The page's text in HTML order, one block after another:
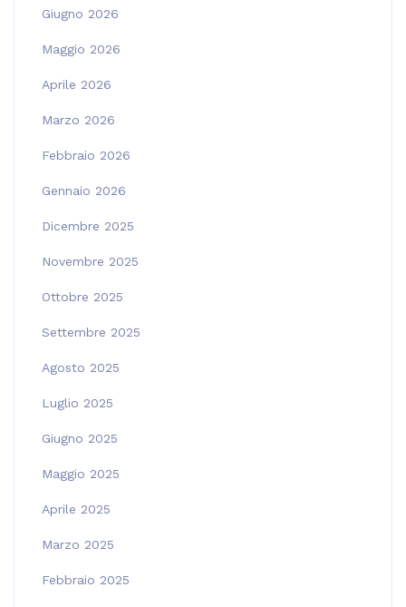
Giugno 2026
Maggio 2026
Aprile 2026
Marzo 2026
Febbraio 2026
Gennaio 2026
Dicembre 2025
Novembre 2025
Ottobre 2025
Settembre 2025
Agosto 2025
Luglio 2025
Giugno 2025
Maggio 2025
Aprile 2025
Marzo 2025
Febbraio 2025